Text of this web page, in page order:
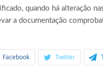
quando há alteração
a documentação
Facebook Twitter